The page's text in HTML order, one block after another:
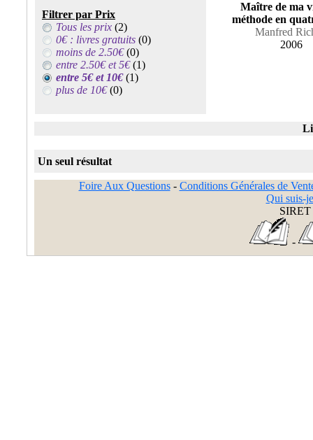
Filtrer par Prix
Tous les prix (2)
0€ : livres gratuits (0)
moins de 2.50€(0)
entre 2.50€ et 5€(1)
entre 5€ et 10€ (1)
plus de 10€(0)
Maître de ma
méthode en
Manfred
2006
Un seul résultat
Foire Aux Questions- Conditions Générales de
Qui suis-
SIRET
-